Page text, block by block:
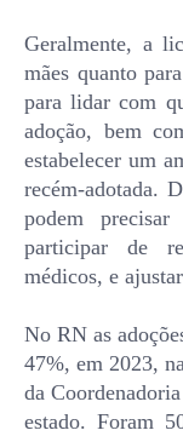
Geralmente, a
mães quanto
para lidar com
adoção, bem
estabelecer um
recém-adotada.
podem
participar de
médicos, e
No RN as
47%, em 2023,
da
estado. Foram